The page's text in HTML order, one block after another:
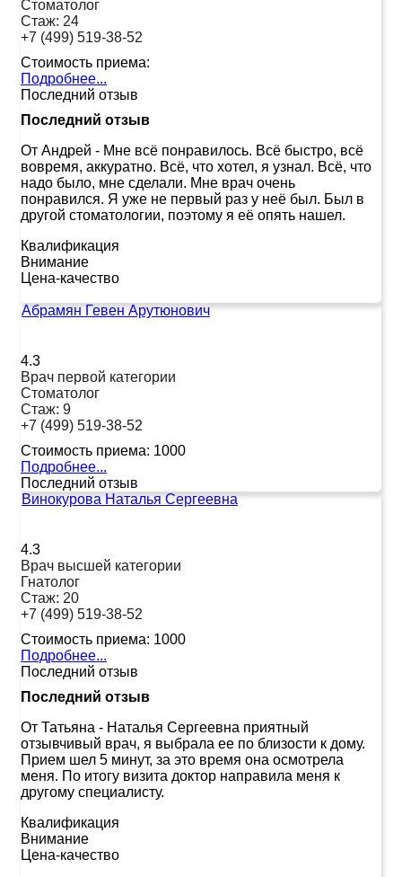
Стоматолог
Стаж: 24
+7 (499) 519-38-52
Стоимость приема:
Подробнее...
Последний отзыв
Последний отзыв
От Андрей - Мне всё понравилось. Всё быстро, всё
вовремя, аккуратно. Всё, что хотел, я узнал. Всё, что
надо было, мне сделали. Мне врач очень
понравился. Я уже не первый раз у неё был. Был в
другой стоматологии, поэтому я её опять нашел.
Квалификация
Внимание
Цена-качество
Абрамян Гевен Арутюнович
4.3
Врач первой категории
Стоматолог
Стаж: 9
+7 (499) 519-38-52
Стоимость приема: 1000
Подробнее...
Последний отзыв
Винокурова Наталья Сергеевна
4.3
Врач высшей категории
Гнатолог
Стаж: 20
+7 (499) 519-38-52
Стоимость приема: 1000
Подробнее...
Последний отзыв
Последний отзыв
От Татьяна - Наталья Сергеевна приятный
отзывчивый врач, я выбрала ее по близости к дому.
Прием шел 5 минут, за это время она осмотрела
меня. По итогу визита доктор направила меня к
другому специалисту.
Квалификация
Внимание
Цена-качество